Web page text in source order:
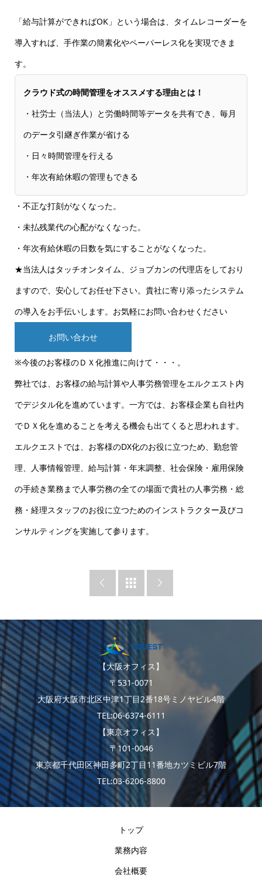
「給与計算ができればOK」という場合は、タイムレコーダーを
導入すれば、手作業の簡素化やペーパーレス化を実現できま
す。
クラウド式の時間管理をオススメする理由とは！
・社労士（当法人）と労働時間等データを共有でき、毎月
のデータ引継ぎ作業が省ける
・日々時間管理を行える
・年次有給休暇の管理もできる
・不正な打刻がなくなった。
・未払残業代の心配がなくなった。
・年次有給休暇の日数を気にすることがなくなった。
★当法人はタッチオンタイム、ジョブカンの代理店をしており
ますので、安心してお任せ下さい。貴社に寄り添ったシステム
の導入をお手伝いします。お気軽にお問い合わせください
お問い合わせ
※今後のお客様のＤＸ化推進に向けて・・・。
弊社では、お客様の給与計算や人事労務管理をエルクエスト内
でデジタル化を進めています。一方では、お客様企業も自社内
でＤＸ化を進めることを考える機会も出てくると思われます。
エルクエストでは、お客様のDX化のお役に立つため、勤怠管
理、人事情報管理、給与計算・年末調整、社会保険・雇用保険
の手続き業務まで人事労務の全ての場面で貴社の人事労務・総
務・経理スタッフのお役に立つためのインストラクター及びコ
ンサルティングを実施して参ります。
  
【大阪オフィス】
〒531-0071
大阪府大阪市北区中津1丁目2番18号ミノヤビル4階
TEL:06-6374-6111
【東京オフィス】
〒101-0046
東京都千代田区神田多町2丁目11番地カツミビル7階
TEL:03-6206-8800
トップ
業務内容
会社概要